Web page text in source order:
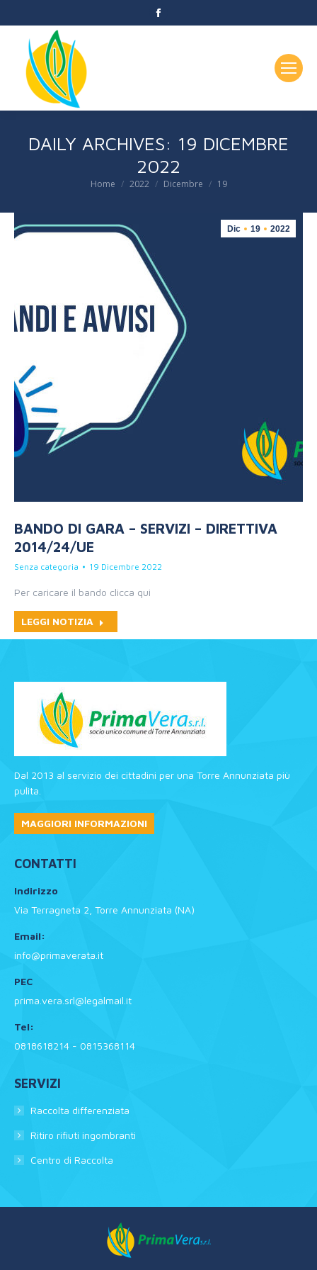
DAILY ARCHIVES: 19 DICEMBRE
2022
You are here:
Home 2022 Dicembre 19
Dic 19 2022
BANDO DI GARA – SERVIZI – DIRETTIVA
2014/24/UE
Senza categoria 19 Dicembre 2022
Per caricare il bando clicca qui
LEGGI NOTIZIA
Dal 2013 al servizio dei cittadini per una Torre Annunziata più
pulita.
MAGGIORI INFORMAZIONI
CONTATTI
Indirizzo
Via Terragneta 2, Torre Annunziata (NA)
Email:
info@primaverata.it
PEC
prima.vera.srl@legalmail.it
Tel:
0818618214 - 0815368114
SERVIZI
Raccolta differenziata
Ritiro rifiuti ingombranti
Centro di Raccolta